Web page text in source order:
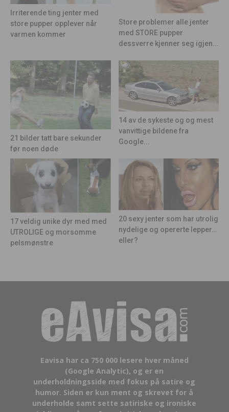
Irriterende ting jenter med
store pupper opplever når
varmen kommer
Store problemer alle jenter
med STORE pupper
dessverre kjenner seg igjen...
21 bilder tatt bare sekunder
før noen døde
14 av de sykeste og og mest
vanvittige bildene fra
Google...
17 veldig unike dyr med med
UTROLIGE og morsomme
pelsmønstre
20 sexy jenter som har utrolig
nydelige og opererte lepper…
eller?
Eavisa har ca 750 000 lesere hver måned
(Google Analytic), og er en
underholdningsside med fokus på satire og
humor. Siden er kun ment og skrevet for å
underholde samt sette satiriske og ironiske